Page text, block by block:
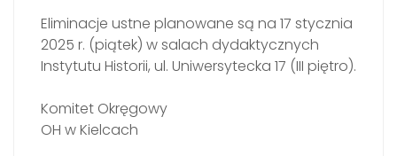
Eliminacje ustne planowane są na 17 stycznia
2025 r. (piątek) w salach dydaktycznych
Instytutu Historii, ul. Uniwersytecka 17 (III piętro).
Komitet Okręgowy
OH w Kielcach